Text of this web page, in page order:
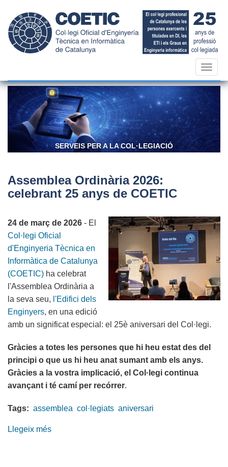
contingut
SERVEIS PER A LA COL·LEGIACIÓ
Assemblea Ordinària 2026:
celebrant 25 anys de COETIC
24 de març de 2026 - El
Col·legi Oficial
d'Enginyeria Tècnica en
Informàtica de Catalunya
(COETIC) ha celebrat
l'Assemblea Ordinària a
la seva seu, l'Edifici dels
Enginyers, en una edició
amb un significat especial: el 25è aniversari del Col·legi.
Gràcies a totes les persones que hi heu estat des del
principi o que us hi heu anat sumant amb els anys.
Gràcies a la vostra implicació, el Col·legi continua
avançant i té camí per recórrer.
Tags: assemblea col·legiats aniversari
Llegeix més